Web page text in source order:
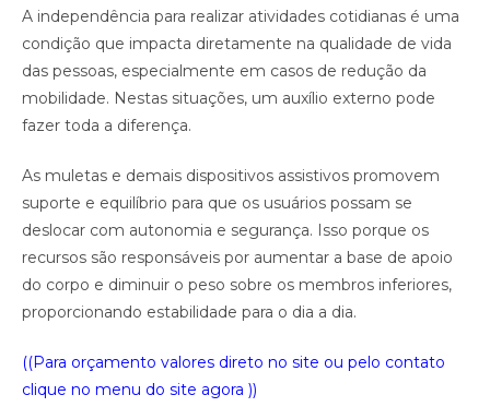
A independência para realizar atividades cotidianas é uma
condição que impacta diretamente na qualidade de vida
das pessoas, especialmente em casos de redução da
mobilidade. Nestas situações, um auxílio externo pode
fazer toda a diferença.
As muletas e demais dispositivos assistivos promovem
suporte e equilíbrio para que os usuários possam se
deslocar com autonomia e segurança. Isso porque os
recursos são responsáveis por aumentar a base de apoio
do corpo e diminuir o peso sobre os membros inferiores,
proporcionando estabilidade para o dia a dia.
((Para orçamento valores direto no site ou pelo contato
clique no menu do site agora ))